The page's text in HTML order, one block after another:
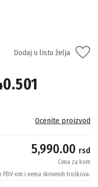
Dodaj u listu želja
Ocenite proizvod
5,990.00 rsd
Cena za kom
PDV-om i nema skrivenih troškova.